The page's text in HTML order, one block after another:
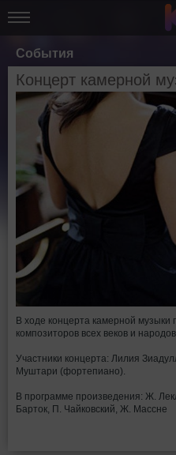
События
Концерт камерной
В ходе концерта камерной музыки
композиторов всех веков и
Участники концерта: Лилия
Муштари (фортепиано).
В программе произведения: Ж.
Барток, П. Чайковский, Ж. Массне